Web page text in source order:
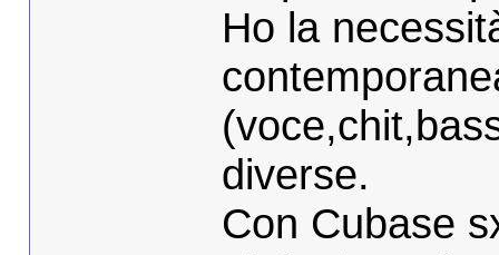
Ho la
diverse.
Con Cubase